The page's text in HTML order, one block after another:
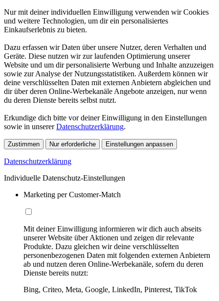
Nur mit deiner individuellen Einwilligung verwenden wir Cookies
und weitere Technologien, um dir ein personalisiertes
Einkaufserlebnis zu bieten.
Dazu erfassen wir Daten über unsere Nutzer, deren Verhalten und
Geräte. Diese nutzen wir zur laufenden Optimierung unserer
Website und um dir personalisierte Werbung und Inhalte anzuzeigen
sowie zur Analyse der Nutzungsstatistiken. Außerdem können wir
deine verschlüsselten Daten mit externen Anbietern abgleichen und
dir über deren Online-Werbekanäle Angebote anzeigen, nur wenn
du deren Dienste bereits selbst nutzt.
Erkundige dich bitte vor deiner Einwilligung in den Einstellungen
sowie in unsererDatenschutzerklärung.
Zustimmen Nur erforderliche Einstellungen anpassen
Datenschutzerklärung
Individuelle Datenschutz-Einstellungen
Marketing per Customer-Match
Mit deiner Einwilligung informieren wir dich auch abseits
unserer Website über Aktionen und zeigen dir relevante
Produkte. Dazu gleichen wir deine verschlüsselten
personenbezogenen Daten mit folgenden externen Anbietern
ab und nutzen deren Online-Werbekanäle, sofern du deren
Dienste bereits nutzt:
Bing, Criteo, Meta, Google, LinkedIn, Pinterest, TikTok